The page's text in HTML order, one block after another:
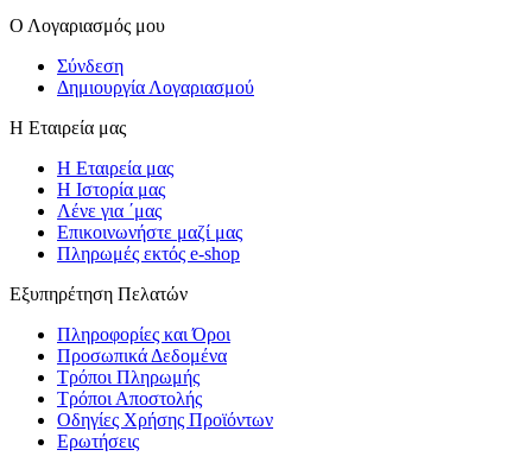
Ο Λογαριασμός μου
Σύνδεση
Δημιουργία Λογαριασμού
Η Εταιρεία μας
Η Εταιρεία μας
Η Ιστορία μας
Λένε για ΄μας
Επικοινωνήστε μαζί μας
Πληρωμές εκτός e-shop
Εξυπηρέτηση Πελατών
Πληροφορίες και Όροι
Προσωπικά Δεδομένα
Τρόποι Πληρωμής
Τρόποι Αποστολής
Οδηγίες Χρήσης Προϊόντων
Ερωτήσεις